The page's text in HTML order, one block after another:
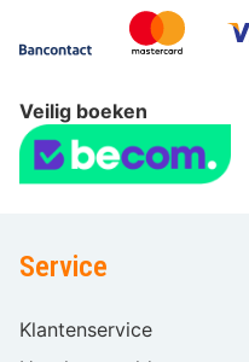
Veilig boeken
Service
Klantenservice